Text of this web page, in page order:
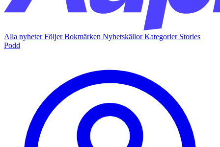
Alla nyheterFöljerBokmärken NyhetskällorKategorier Stories
Podd